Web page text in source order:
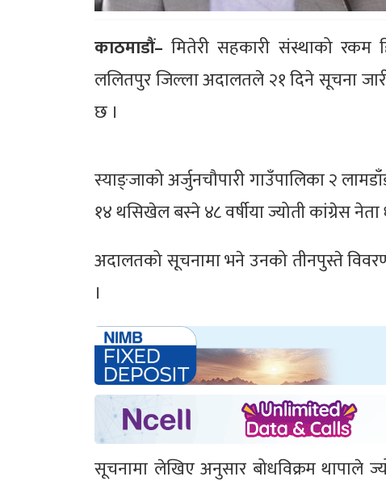
काठमाडौं– मितेरी सहकारी संस्थाको रकम
ललितपुर जिल्ला अदालतले २१ दिने सूचना
छ ।
स्याङ्जाको अर्जुनचौपारी गाउँपालिका २
१४ थसिखेल बस्ने ४८ वर्षीया ज्योती कांग्रेस
अदालतको सूचनामा भने उनको तीनपुस्ते
।
सूचनामा लेखिए अनुसार बोधविक्रम थापाले